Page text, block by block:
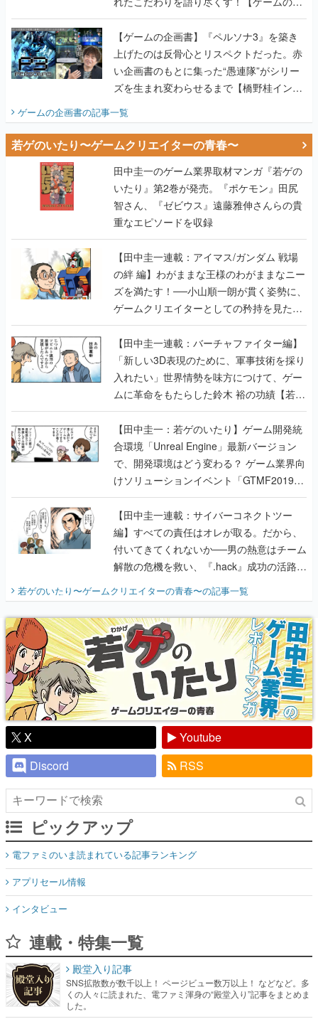
画書】
【ゲームの企画書】『ペルソナ3』を築き
上げたのは反骨心とリスペクトだった。赤
い企画書のもとに集った“愚連隊”がシリー
ズを生まれ変わらせるまで【橋野桂インタ
ビュー】
ゲームの企画書の記事一覧
若ゲのいたり〜ゲームクリエイターの青春〜
田中圭一のゲーム業界取材マンガ『若ゲの
いたり』第2巻が発売。『ポケモン』田尻
智さん、『ゼビウス』遠藤雅伸さんらの貴
重なエピソードを収録
【田中圭一連載：アイマス/ガンダム 戦場
の絆 編】わがままな王様のわがままなニー
ズを満たす！──小山順一朗が貫く姿勢に、
ゲームクリエイターとしての矜持を見た
【若ゲのいたり最終回】
【田中圭一連載：バーチャファイター編】
「新しい3D表現のために、軍事技術を採り
入れたい」世界情勢を味方につけて、ゲー
ムに革命をもたらした鈴木 裕の功績【若ゲ
のいたり】
【田中圭一：若ゲのいたり】ゲーム開発統
合環境「Unreal Engine」最新バージョン
で、開発環境はどう変わる？ ゲーム業界向
けソリューションイベント「GTMF2019」
に行って、より理解を深めよう【PR】
【田中圭一連載：サイバーコネクトツー
編】すべての責任はオレが取る。だから、
付いてきてくれないか──男の熱意はチーム
解散の危機を救い、『.hack』成功の活路を
開く。業界の快男児・松山 洋に流れる血は
『少年ジャンプ』色だった【若ゲのいた
り】
若ゲのいたり〜ゲームクリエイターの青春〜の記事一覧
X
Youtube
Discord
RSS
ピックアップ
電ファミのいま読まれている記事ランキング
アプリセール情報
インタビュー
連載・特集一覧
殿堂入り記事
SNS拡散数が数千以上！ ページビュー数万以上！ などなど。多
くの人々に読まれた、電ファミ渾身の“殿堂入り”記事をまとめま
した。